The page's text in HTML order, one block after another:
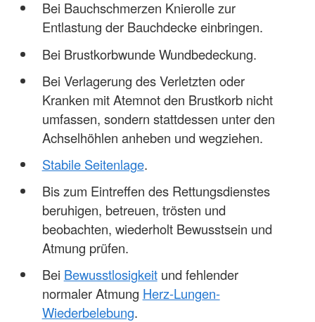
Bei Bauchschmerzen Knierolle zur
Entlastung der Bauchdecke einbringen.
Bei Brustkorbwunde Wundbedeckung.
Bei Verlagerung des Verletzten oder
Kranken mit Atemnot den Brustkorb nicht
umfassen, sondern stattdessen unter den
Achselhöhlen anheben und wegziehen.
Stabile Seitenlage.
Bis zum Eintreffen des Rettungsdienstes
beruhigen, betreuen, trösten und
beobachten, wiederholt Bewusstsein und
Atmung prüfen.
Bei Bewusstlosigkeitund fehlender
normaler Atmung Herz-Lungen-
Wiederbelebung.